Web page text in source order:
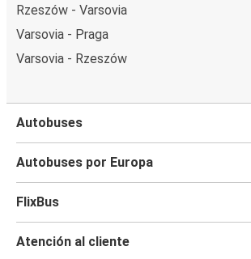
Rzeszów - Varsovia
Varsovia - Praga
Varsovia - Rzeszów
Autobuses
Autobuses por Europa
FlixBus
Atención al cliente